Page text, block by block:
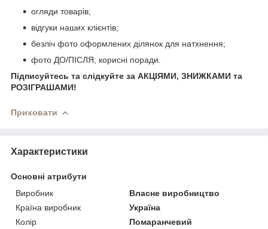
огляди товарів;
відгуки наших клієнтів;
безліч фото оформлених ділянок для натхнення;
фото ДО/ПІСЛЯ; корисні поради.
Підписуйтесь та слідкуйте за АКЦІЯМИ, ЗНИЖКАМИ та
РОЗІГРАШАМИ!
Приховати
Характеристики
Основні атрибути
Виробник
Власне виробництво
Країна виробник
Україна
Колір
Помаранчевий